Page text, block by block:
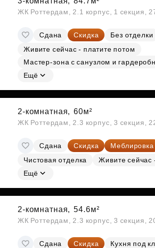
ЖК Роттердам, 2.1 корпус, 1 секция,
Сдана Скидка
Без отделки
Живите сейчас - платите потом
Мастер-зона с санузлом и
Ещё
2-комнатная, 60м²
ЖК Роттердам, 2.3 корпус, 3 секция,
Сдана Скидка Меблировка
Чистовая отделка
Живите сейчас
Ещё
2-комнатная, 54.6м²
ЖК Роттердам, 2.3 корпус, 3 секция,
Сдана Скидка Кухня под